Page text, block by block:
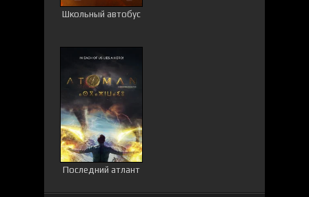
Школьный автобус
Последний атлант